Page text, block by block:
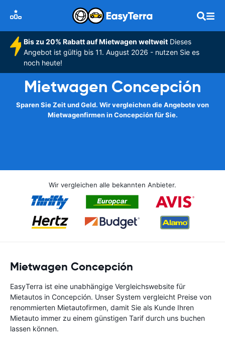
Bis zu 20% Rabatt auf Mietwagen weltweitDieses
Angebot ist gültig bis 11. August 2026 - nutzen Sie es
noch heute!
Mietwagen Concepción
Sparen Sie Zeit und Geld. Wir vergleichen die Angebote von
Mietwagenfirmen in Concepción für Sie.
Wir vergleichen alle bekannten Anbieter.
Mietwagen Concepción
EasyTerra ist eine unabhängige Vergleichswebsite für
Mietautos in Concepción. Unser System vergleicht Preise von
renommierten Mietautofirmen, damit Sie als Kunde Ihren
Mietauto immer zu einem günstigen Tarif durch uns buchen
lassen können.